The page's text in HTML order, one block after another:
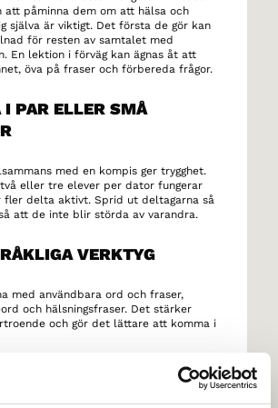
att påminna dem om att hälsa och
själva är viktigt. Det första de gör kan
för resten av samtalet med
En lektion i förväg kan ägnas åt att
öva på fraser och förbereda frågor.
I PAR ELLER SMÅ
med en kompis ger trygghet.
eller tre elever per dator fungerar
fler delta aktivt. Sprid ut deltagarna så
att de inte blir störda av varandra.
VERKTYG
med användbara ord och fraser,
och hälsningsfraser. Det stärker
och gör det lättare att komma i
STÄMNING